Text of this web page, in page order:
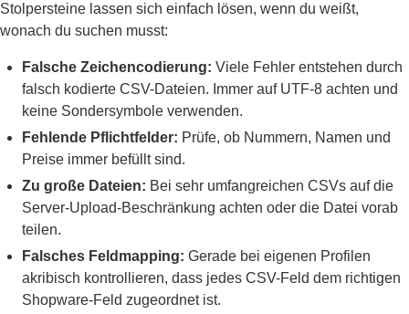
Stolpersteine lassen sich einfach lösen, wenn du weißt,
wonach du suchen musst:
Falsche Zeichencodierung: Viele Fehler entstehen durch
falsch kodierte CSV-Dateien. Immer auf UTF-8 achten und
keine Sondersymbole verwenden.
Fehlende Pflichtfelder: Prüfe, ob Nummern, Namen und
Preise immer befüllt sind.
Zu große Dateien: Bei sehr umfangreichen CSVs auf die
Server-Upload-Beschränkung achten oder die Datei vorab
teilen.
Falsches Feldmapping: Gerade bei eigenen Profilen
akribisch kontrollieren, dass jedes CSV-Feld dem richtigen
Shopware-Feld zugeordnet ist.